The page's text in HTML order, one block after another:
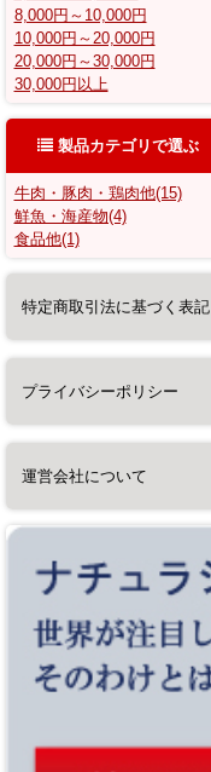
8,000円～10,000円
10,000円～20,000円
20,000円～30,000円
30,000円以上
製品カテゴリで選ぶ
牛肉・豚肉・鶏肉他(15)
鮮魚・海産物(4)
食品他(1)
特定商取引法に基づく表記
プライバシーポリシー
運営会社について